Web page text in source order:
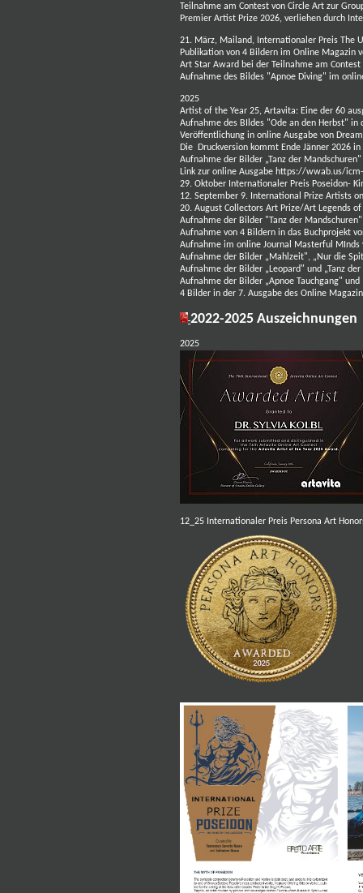
Teilnahme am Contest von Circle Art zur
Premier Artist Prize 2026, verliehen durch
21. März, Mailand, Internationaler Preis The
Publikation von 4 Bildern im Online Magazin
Art Star Award bei der Teilnahme am
Aufnahme des Bildes "Apnoe Diving" im
2025
Artist of the Year 25, Artavita: Eine der 60
Aufnahme des BIldes "Ode an den Herbst"
Veröffentlichung in online Ausgabe von
Die Druckversion kommt Ende Jänner 2026 in
Aufnahme der Bilder „Tanz der
Link zur online Ausgabe https://wwab.us/
29. Oktober Internationaler Preis Poseidon-
12. September 9. International Prize Artists
20. August Collectors Art Prize/Art Legends
Aufnahme der Bilder "Tanz der
Aufnahme von 4 Bildern in das Buchprojekt
Aufnahme im online Journal Masterful MInds
Aufnahme der Bilder „Mahlzeit", „Nur die
Aufnahme der Bilder „Leopard" und „Tanz
Aufnahme der Bilder „Apnoe Tauchgang"
4 Bilder in der 7. Ausgabe des Online
2022-2025 Auszeichnungen
2025
12_25 Internationaler Preis Persona Art